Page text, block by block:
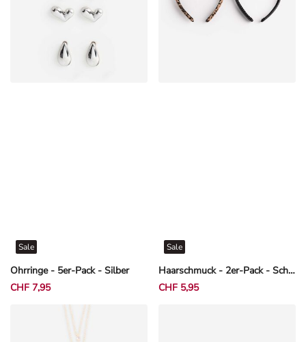
Ohrringe - 5er-Pack - Silber
Sale
CHF 7,95
Haarschmuck - 2er-Pack - Schwarz
Sale
CHF 5,95